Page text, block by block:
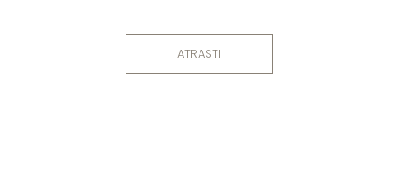
ATRASTI